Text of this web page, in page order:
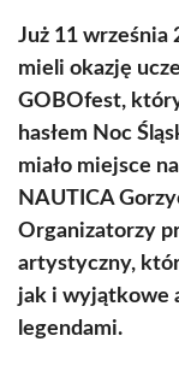
Już 11 września
mieli okazję
GOBOfest,
hasłem Noc
miało miejsce
NAUTICA
Organizatorzy
artystyczny,
jak i wyjątkowe
legendami.